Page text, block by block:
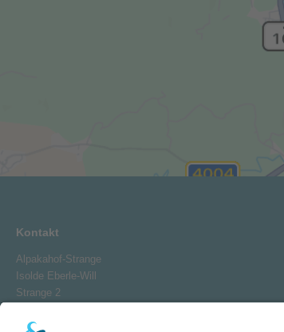
Kontakt
Alpakahof-Strange
Isolde Eberle-Will
Strange 2